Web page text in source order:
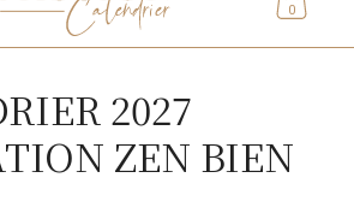
0
2027
ZEN BIEN